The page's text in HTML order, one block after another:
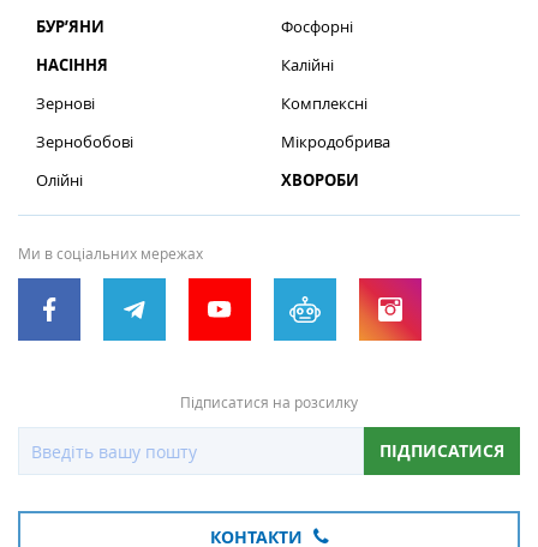
БУР’ЯНИ
НАСІННЯ
Зернові
Зернобобові
Олійні
Фосфорні
Калійні
Комплексні
Мікродобрива
ХВОРОБИ
Ми в соціальних мережах
Підписатися на розсилку
ПІДПИСАТИСЯ
КОНТАКТИ